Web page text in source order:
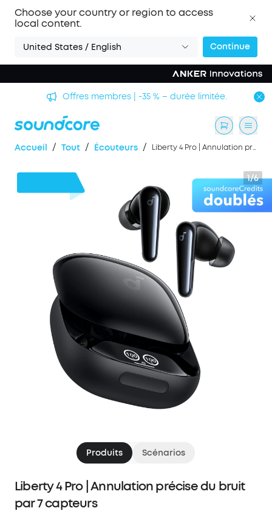
Choose your country or region to access
local content.
United States / English Continue
Offres membres | -35 % – durée limitée.
Accueil / Tout / Écouteurs / Liberty 4 Pro | Annulation précise du bruit par 7 capteurs
1/6
Produits Scénarios
Liberty 4 Pro | Annulation précise du bruit
par 7 capteurs